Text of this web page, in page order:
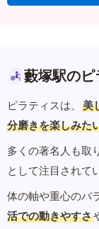
藪塚駅の
ピラティスは、 美
分磨きを楽しみた
多くの著名人も取
として注目されて
体の軸や重心のバ
活での動きやすさ